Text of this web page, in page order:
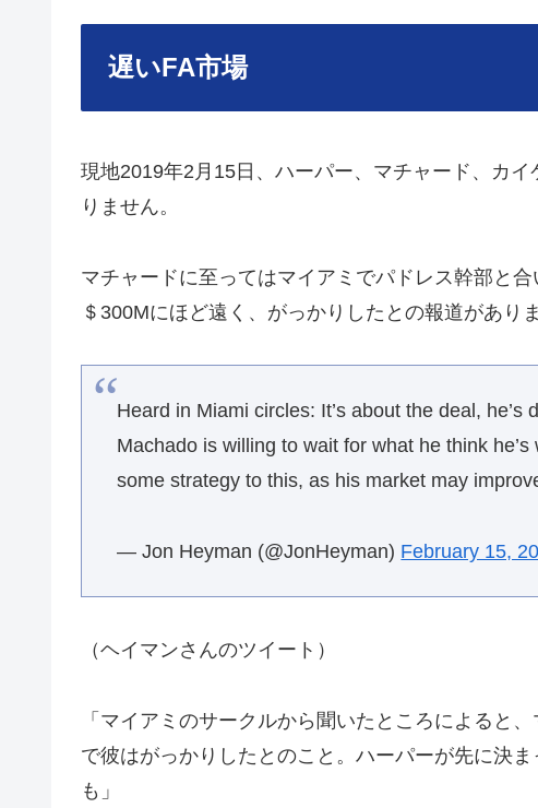
遅いFA市場
現地2019年2月15日、ハーパー、マチャード、カ
りません。
マチャードに至ってはマイアミでパドレス幹部と
＄300Mにほど遠く、がっかりしたとの報道があり
Heard in Miami circles: It’s about the deal,
Machado is willing to wait for what he think
some strategy to this, as his market may
— Jon Heyman (@JonHeyman) February 15,
（ヘイマンさんのツイート）
「マイアミのサークルから聞いたところによると
で彼はがっかりしたとのこと。ハーパーが先に決
も」